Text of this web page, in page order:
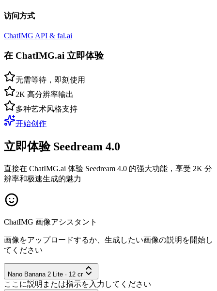
访问方式
ChatIMG API & fal.ai
在 ChatIMG.ai 立即体验
无需等待，即刻使用
2K 高分辨率输出
多种艺术风格支持
开始创作
立即体验 Seedream 4.0
直接在 ChatIMG.ai 体验 Seedream 4.0 的强大功能，享受 2K 分
辨率和极速生成的魅力
ChatIMG 画像アシスタント
画像をアップロードするか、生成したい画像の説明を開始し
てください
Nano Banana 2 Lite · 12 cr
ここに説明または指示を入力してください